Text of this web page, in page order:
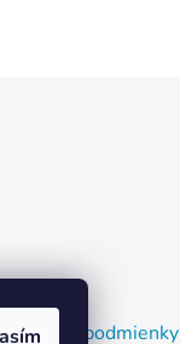
dodacie podmienky